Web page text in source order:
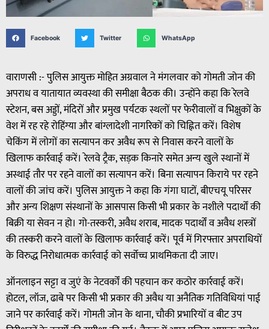
Facebook Twitter WhatsApp
वाराणसी :- पुलिस आयुक्त मोहित अग्रवाल ने मंगलवार को गोमती जोन की
अपराध व यातायात व्यवस्था की समीक्षा बैठक की। उन्होंने कहा कि रेलवे
स्टेशन, बस अड्डों, मंदिरों और प्रमुख पर्यटक स्थलों पर फेरीवालों व भिक्षुकों के
वेश में रह रहे रोहिंग्या और बांग्लादेशी नागरिकों को चिह्नित करें। विशेष
चेकिंग में लोगों का सत्यापन कर अवैध रूप से निवास करने वालों के
खिलाफ कार्रवाई करें। रेलवे ट्रैक, सड़क किनारे समेत अन्य खुले स्थानों में
अस्थाई तौर पर रहने वालों का सत्यापन करें। बिना सत्यापन किराये पर रहने
वालों की जांच करें। पुलिस आयुक्त ने कहा कि गंगा घाटों, बीएचयू परिसर
और अन्य शिक्षण संस्थानों के आसपास किसी भी प्रकार के नशीले पदार्थों की
बिक्री या सेवन न हो। गो-तस्करी, अवैध शराब, मादक पदार्थों व अवैध शस्त्रों
की तस्करी करने वालों के खिलाफ कार्रवाई करें। पूर्व में गिरफ्तार अपराधियों
के विरुद्ध निरोधात्मक कार्रवाई को सर्वोच्च प्राथमिकता दी जाए।
ऑनलाइन सट्टा व जुएं के नेटवर्कों की पहचान कर कठोर कार्रवाई करें।
होटल, लॉज, ढाबे पर किसी भी प्रकार की अवैध या अनैतिक गतिविधियां पाई
जाने पर कार्रवाई करें। गोमती जोन के थाना, चौकी प्रभारियों व बीट उप